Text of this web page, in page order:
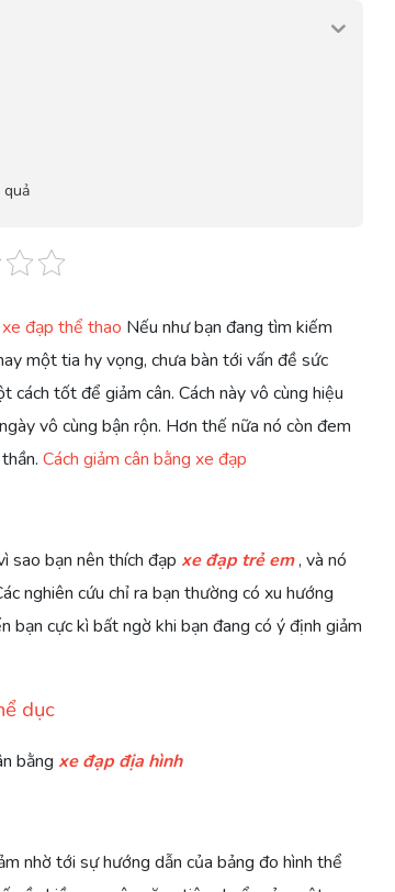
xe đạp thể thao Nếu như bạn đang tìm kiếm
một tia hy vọng, chưa bàn tới vấn đề sức
cách tốt để giảm cân. Cách này vô cùng hiệu
vô cùng bận rộn. Hơn thế nữa nó còn đem
Cách giảm cân bằng xe đạp
sao bạn nên thích đạp xe đạp trẻ em, và nó
nghiên cứu chỉ ra bạn thường có xu hướng
bạn cực kì bất ngờ khi bạn đang có ý định giảm
dục
bằng xe đạp địa hình
nhờ tới sự hướng dẫn của bảng đo hình thể